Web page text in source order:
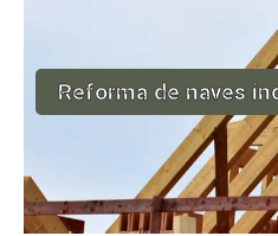
Reforma de naves